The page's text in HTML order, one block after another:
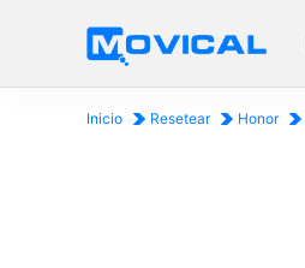
Inicio Resetear Honor